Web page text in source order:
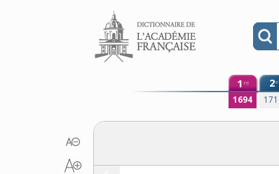
Aller au contenu
1 re
1694
2e